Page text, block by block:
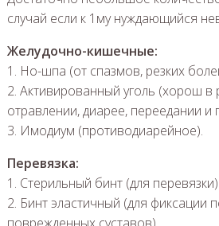
случай если к 1му нуждающийся
Желудочно-кишечные:
1. Но-шпа (от спазмов, резких
2. Активированный уголь (хорош в
отравлении, диарее, переедании и
3. Имодиум (противодиарейное).
Перевязка:
1. Стерильный бинт (для перевязки)
2. Бинт эластичный (для фиксации